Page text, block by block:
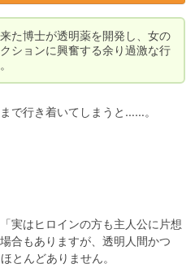
た博士が透明薬を開発し、女の
ションに興奮する余り過激な行
で行き着いてしまうと……。
実はヒロインの方も主人公に片想
合もありますが、透明人間かつ
とんどありません。